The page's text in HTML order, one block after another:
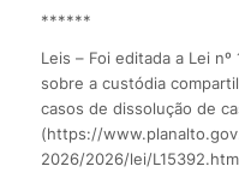
******
Leis – Foi editada a Lei
sobre a custódia
casos de dissolução de
(https://
2026/2026/lei/